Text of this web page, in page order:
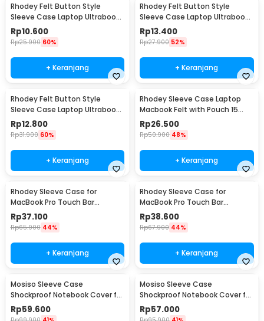
Rhodey Felt Button Style
Sleeve Case Laptop Ultrabook
12 Inch - DA58
Rp10.600
Rp25.900 60%
+ Keranjang
Rhodey Felt Button Style
Sleeve Case Laptop Ultrabook
13 Inch - DA58
Rp13.400
Rp27.900 52%
+ Keranjang
Rhodey Felt Button Style
Sleeve Case Laptop Ultrabook
15 Inch - DA58
Rp12.800
Rp31.900 60%
+ Keranjang
Rhodey Sleeve Case Laptop
Macbook Felt with Pouch 15
Inch - AK01
Rp26.500
Rp50.900 48%
+ Keranjang
Rhodey Sleeve Case for
MacBook Pro Touch Bar
Neoprene with Pouch 13 Inch -
YG6005
Rp37.100
Rp65.900 44%
+ Keranjang
Rhodey Sleeve Case for
MacBook Pro Touch Bar
Neoprene with Pouch 14 Inch -
YG6005
Rp38.600
Rp67.900 44%
+ Keranjang
Mosiso Sleeve Case
Shockproof Notebook Cover for
Laptop 13 Inch - C0412
Rp59.600
Mosiso Sleeve Case
Shockproof Notebook Cover for
Laptop 15.6 Inch - C0412
Rp57.000